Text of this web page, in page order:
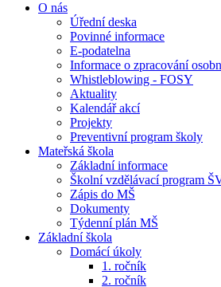
O nás
Úřední deska
Povinné informace
E-podatelna
Informace o zpracování
Whistleblowing - FOSY
Aktuality
Kalendář akcí
Projekty
Preventivní program školy
Mateřská škola
Základní informace
Školní vzdělávací program
Zápis do MŠ
Dokumenty
Týdenní plán MŠ
Základní škola
Domácí úkoly
1. ročník
2. ročník